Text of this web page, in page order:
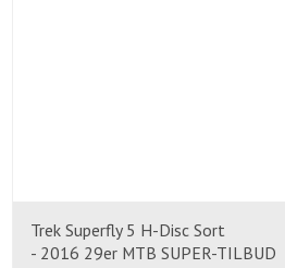
Trek Superfly 5 H-Disc Sort
- 2016 29er MTB SUPER-TILBUD